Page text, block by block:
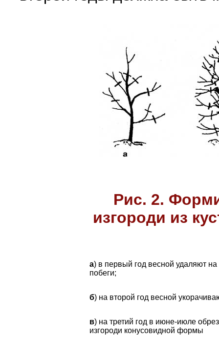
Рис. 2.
изгороди из
а) в первый год весной удаляют
побеги;
б) на второй год весной
в) на третий год в июне-июле
изгороди конусовидной формы